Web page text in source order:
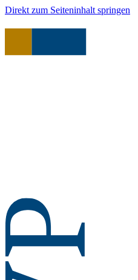
Direkt zum Seiteninhalt springen